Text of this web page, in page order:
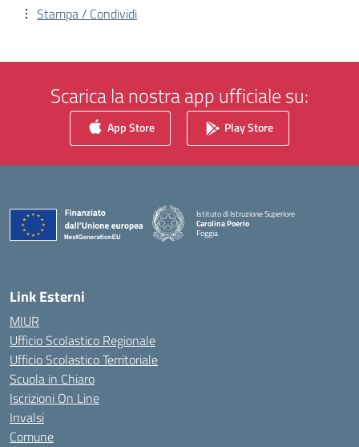
Stampa / Condividi
Scarica la nostra app ufficiale su:
App Store Play Store
Istituto di Istruzione Superiore
Carolina Poerio
Foggia
— Visita la pagina iniziale della scuola
Link Esterni
MIUR
Ufficio Scolastico Regionale
Ufficio Scolastico Territoriale
Scuola in Chiaro
Iscrizioni On Line
Invalsi
Comune